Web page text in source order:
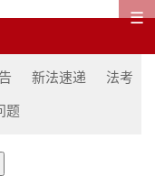
☰
新法速递 法考
题